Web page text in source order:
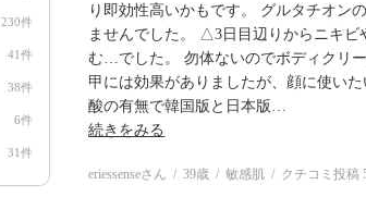
230件
41件
38件
6件
31件
り即効性高いかもです。 グルタチオン
ませんでした。 △3日目辺りからニキ
む…でした。 勿体ないのでボディクリ
甲には効果がありましたが、顔に使い
酸の有無で韓国版と日本版
続きをみる
eriessenseさん 39歳 敏感肌 クチコミ投稿